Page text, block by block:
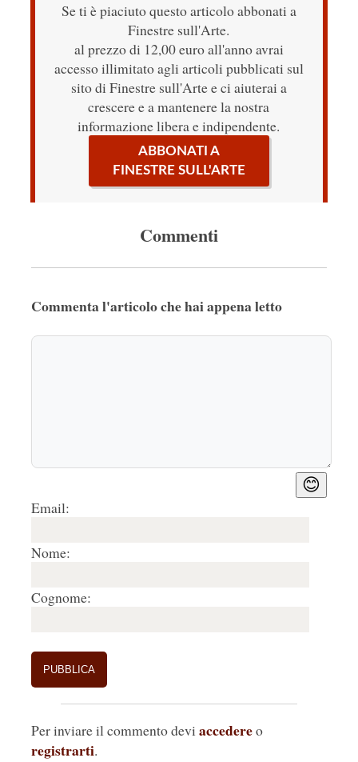
Se ti è piaciuto questo articolo abbonati a
Finestre sull'Arte.
al prezzo di 12,00 euro all'anno avrai
accesso illimitato agli articoli pubblicati sul
sito di Finestre sull'Arte e ci aiuterai a
crescere e a mantenere la nostra
informazione libera e indipendente.
ABBONATI A
FINESTRE SULL'ARTE
Commenti
Commenta l'articolo che hai appena letto
😊
Email:
Nome:
Cognome:
Per inviare il commento devi accedereo
registrarti.